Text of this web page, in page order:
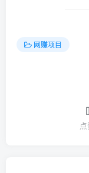
网赚项目